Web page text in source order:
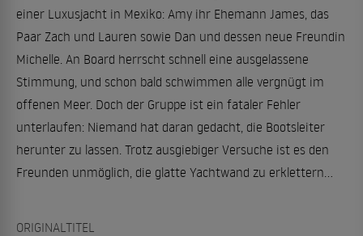
einer Luxusjacht in Mexiko: Amy ihr Ehemann James, das
Paar Zach und Lauren sowie Dan und dessen neue Freundin
Michelle. An Board herrscht schnell eine ausgelassene
Stimmung, und schon bald schwimmen alle vergnügt im
offenen Meer. Doch der Gruppe ist ein fataler Fehler
unterlaufen: Niemand hat daran gedacht, die Bootsleiter
herunter zu lassen. Trotz ausgiebiger Versuche ist es den
Freunden unmöglich, die glatte Yachtwand zu erklettern...
ORIGINALTITEL